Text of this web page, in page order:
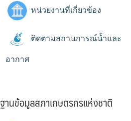
หน่วยงานที่เกี่ยวข้อง
ติดตามสถานการณ์น้ำและ
อากาศ
ฐานข้อมูลสภาเกษตรกรแห่งชาติ